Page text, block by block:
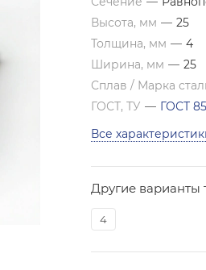
Высота, мм — 25
Толщина, мм — 4
Ширина, мм — 25
Сплав / Марка
ГОСТ, ТУ — ГОСТ
Все
Другие варианты
4